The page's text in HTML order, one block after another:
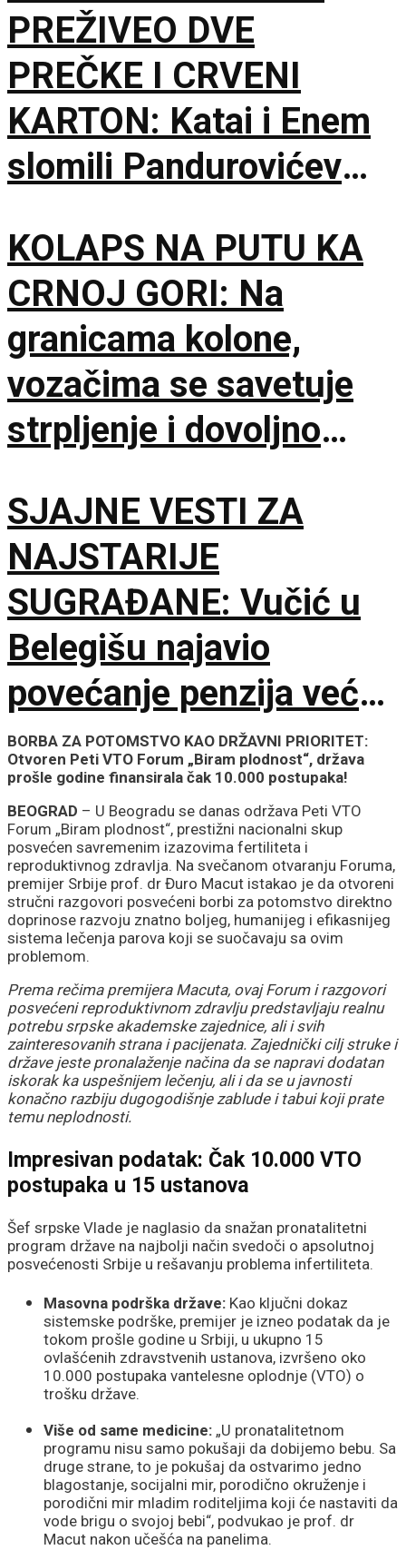
PREŽIVEO DVE
PREČKE I CRVENI
KARTON: Katai i Enem
slomili Pandurovićev
promašivali u Ljutice
Bogdana!
KOLAPS NA PUTU KA
CRNOJ GORI: Na
granicama kolone,
vozačima se savetuje
strpljenje i dovoljno
SJAJNE VESTI ZA
NAJSTARIJE
SUGRAĐANE: Vučić u
Belegišu najavio
povećanje penzija već
ove godine – Pratiće
rast plata
BORBA ZA POTOMSTVO KAO DRŽAVNI PRIORITET:
Otvoren Peti VTO Forum „Biram plodnost“, država
prošle godine finansirala čak 10.000 postupaka!
BEOGRAD – U Beogradu se danas održava Peti VTO
Forum „Biram plodnost“, prestižni nacionalni skup
posvećen savremenim izazovima fertiliteta i
reproduktivnog zdravlja. Na svečanom otvaranju Foruma,
premijer Srbije prof. dr Đuro Macut istakao je da otvoreni
stručni razgovori posvećeni borbi za potomstvo direktno
doprinose razvoju znatno boljeg, humanijeg i efikasnijeg
sistema lečenja parova koji se suočavaju sa ovim
problemom.
Prema rečima premijera Macuta, ovaj Forum i razgovori
posvećeni reproduktivnom zdravlju predstavljaju realnu
potrebu srpske akademske zajednice, ali i svih
zainteresovanih strana i pacijenata. Zajednički cilj struke i
države jeste pronalaženje načina da se napravi dodatan
iskorak ka uspešnijem lečenju, ali i da se u javnosti
konačno razbiju dugogodišnje zablude i tabui koji prate
temu neplodnosti.
Impresivan podatak: Čak 10.000 VTO
postupaka u 15 ustanova
Šef srpske Vlade je naglasio da snažan pronatalitetni
program države na najbolji način svedoči o apsolutnoj
posvećenosti Srbije u rešavanju problema infertiliteta.
Masovna podrška države: Kao ključni dokaz
sistemske podrške, premijer je izneo podatak da je
tokom prošle godine u Srbiji, u ukupno 15
ovlašćenih zdravstvenih ustanova, izvršeno oko
10.000 postupaka vantelesne oplodnje (VTO) o
trošku države.
Više od same medicine: „U pronatalitetnom
programu nisu samo pokušaji da dobijemo bebu. Sa
druge strane, to je pokušaj da ostvarimo jedno
blagostanje, socijalni mir, porodično okruženje i
porodični mir mladim roditeljima koji će nastaviti da
vode brigu o svojoj bebi“, podvukao je prof. dr
Macut nakon učešća na panelima.